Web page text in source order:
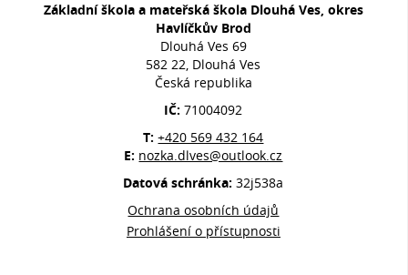
Základní škola a mateřská škola Dlouhá Ves, okres
Havlíčkův Brod
Dlouhá Ves 69
582 22, Dlouhá Ves
Česká republika
IČ:71004092
T:+420 569 432 164
E: nozka.dlves@outlook.cz
Datová schránka:32j538a
Ochrana osobních údajů
Prohlášení o přístupnosti